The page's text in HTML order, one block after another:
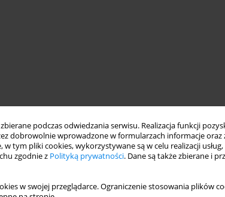
podczas odwiedzania serwisu. Realizacja funkcji
dobrowolnie wprowadzone w formularzach informacje
w tym pliki cookies, wykorzystywane są w celu realizacji
zgodnie z Polityką prywatności. Dane są także zbierane i
w swojej przeglądarce. Ograniczenie stosowania plików